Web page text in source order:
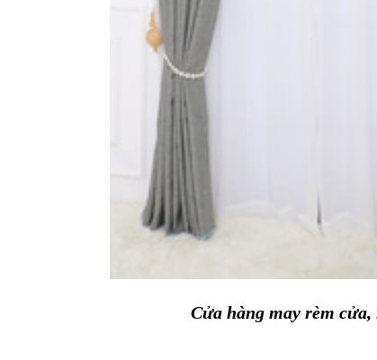
Cửa hàng may rèm